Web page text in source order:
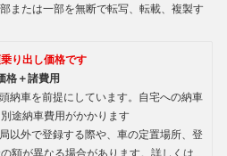
または一部を無断で転写、転載、複製す
り出し価格です
格＋諸費用
納車を前提にしています。自宅への納車
途納車費用がかかります
以外で登録する際や、車の定置場所、登
額が異なる場合があります。詳しくは